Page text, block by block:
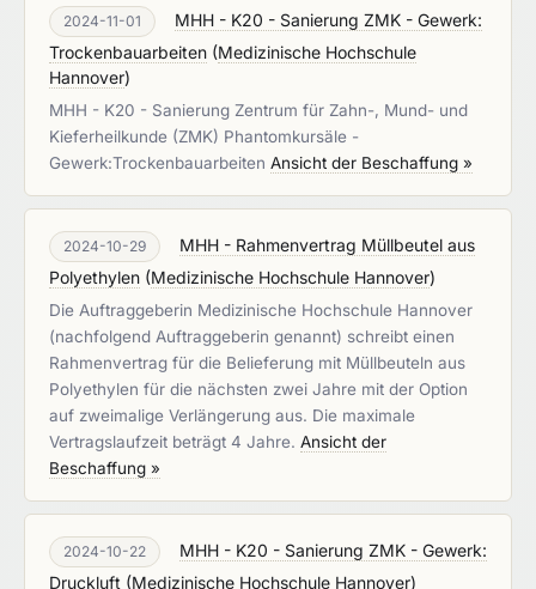
2024-11-01
MHH - K20 - Sanierung ZMK - Gewerk:
Trockenbauarbeiten (Medizinische Hochschule
Hannover)
MHH - K20 - Sanierung Zentrum für Zahn-, Mund- und
Kieferheilkunde (ZMK) Phantomkursäle -
Gewerk:Trockenbauarbeiten Ansicht der Beschaffung »
2024-10-29
MHH - Rahmenvertrag Müllbeutel aus
Polyethylen (Medizinische Hochschule Hannover)
Die Auftraggeberin Medizinische Hochschule Hannover
(nachfolgend Auftraggeberin genannt) schreibt einen
Rahmenvertrag für die Belieferung mit Müllbeuteln aus
Polyethylen für die nächsten zwei Jahre mit der Option
auf zweimalige Verlängerung aus. Die maximale
Vertragslaufzeit beträgt 4 Jahre. Ansicht der
Beschaffung »
2024-10-22
MHH - K20 - Sanierung ZMK - Gewerk:
Druckluft (Medizinische Hochschule Hannover)